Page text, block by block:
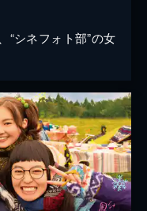
“シネフォト部”の女